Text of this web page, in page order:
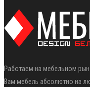
Работаем на мебельном
Вам мебель абсолютно на